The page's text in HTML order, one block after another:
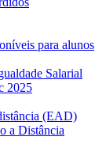
para alunos
Salarial
2025
(EAD)
a Distância